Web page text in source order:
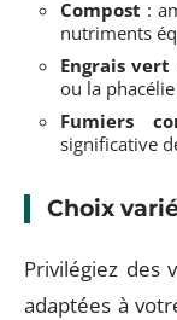
Compost :
nutriments
Engrais vert
ou la
Fumiers
significative
Choix
Privilégiez des
adaptées à